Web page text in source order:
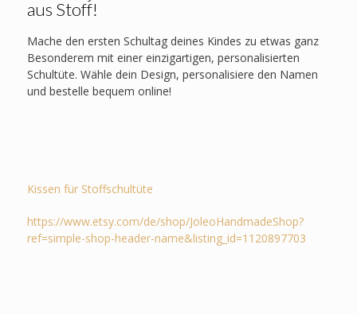
aus Stoff!
Mache den ersten Schultag deines Kindes zu etwas ganz
Besonderem mit einer einzigartigen, personalisierten
Schultüte. Wähle dein Design, personalisiere den Namen
und bestelle bequem online!
Kissen für Stoffschultüte
https://www.etsy.com/de/shop/JoleoHandmadeShop?
ref=simple-shop-header-name&listing_id=1120897703